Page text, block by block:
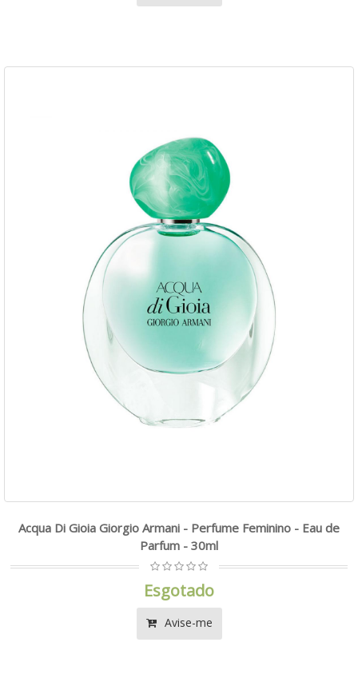
Acqua Di Gioia Giorgio Armani - Perfume Feminino - Eau de
Parfum - 30ml
Esgotado
Avise-me